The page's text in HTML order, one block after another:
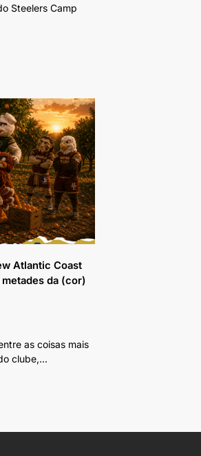
Steelers Camp
Atlantic Coast
da (cor)
as coisas mais
clube,...